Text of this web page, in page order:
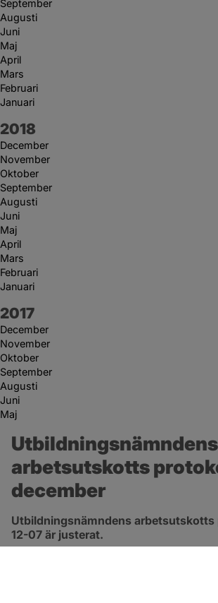
September
Augusti
Juni
Maj
April
Mars
Februari
Januari
År:
2018
December
November
Oktober
September
Augusti
Juni
Maj
April
Mars
Februari
Januari
År:
2017
December
November
Oktober
September
Augusti
Juni
Maj
Utbildningsnämndens
arbetsutskotts
december
Utbildningsnämndens arbetsutskotts
12-07 är justerat.